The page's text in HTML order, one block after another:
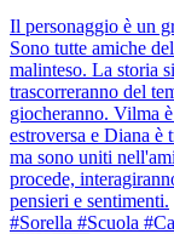
Il personaggio è un
Sono tutte amiche
malinteso. La storia
trascorreranno del
giocheranno. Vilma
estroversa e Diana è
ma sono uniti
procede,
pensieri e sentimenti.
#Sorella #Scuola